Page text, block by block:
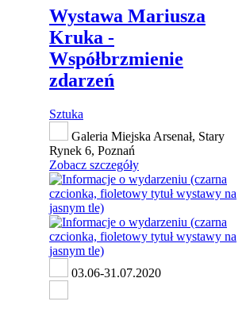
Wystawa Mariusza
Kruka -
Współbrzmienie
zdarzeń
Sztuka
Galeria Miejska Arsenał, Stary
Rynek 6, Poznań
Zobacz szczegóły
03.06-31.07.2020